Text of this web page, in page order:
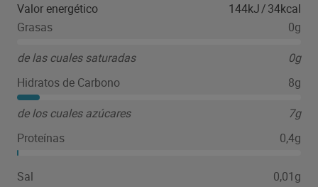
Valor energético 144kJ/34kcal
Grasas
0g
de las cuales saturadas
0g
Hidratos de Carbono
8g
de los cuales azúcares
7g
Proteínas
0,4g
Sal 0,01g